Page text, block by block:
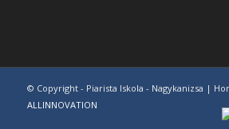
© Copyright - Piarista Iskola - Nagykanizsa |
ALLINNOVATION